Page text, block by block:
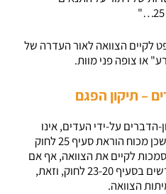
לקיים הצוואה לאור העדרה של
או צופה פני מוות.
– תיקון הפגם
הדברים על-ידי העדים, אינו
מביא בהכרח לפסילת הצוואה, שכן מכוח הוראת סעיף 25 לחוק
לקיים את הצוואה, אף אם
היה פגם באחד ההליכים המפורשים בסעיף 23-20 לחוק, וזאת,
הצוואה.